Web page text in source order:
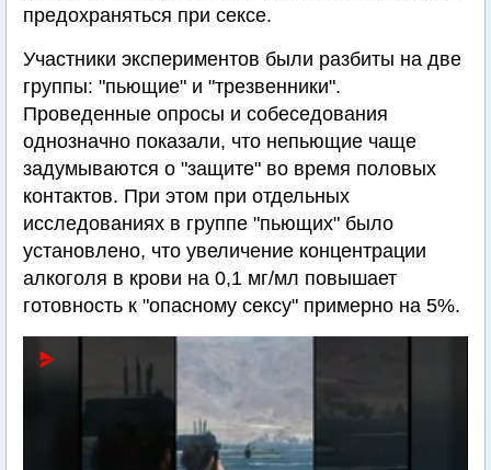
предохраняться при сексе.
Участники экспериментов были разбиты на две
группы: "пьющие" и "трезвенники".
Проведенные опросы и собеседования
однозначно показали, что непьющие чаще
задумываются о "защите" во время половых
контактов. При этом при отдельных
исследованиях в группе "пьющих" было
установлено, что увеличение концентрации
алкоголя в крови на 0,1 мг/мл повышает
готовность к "опасному сексу" примерно на 5%.